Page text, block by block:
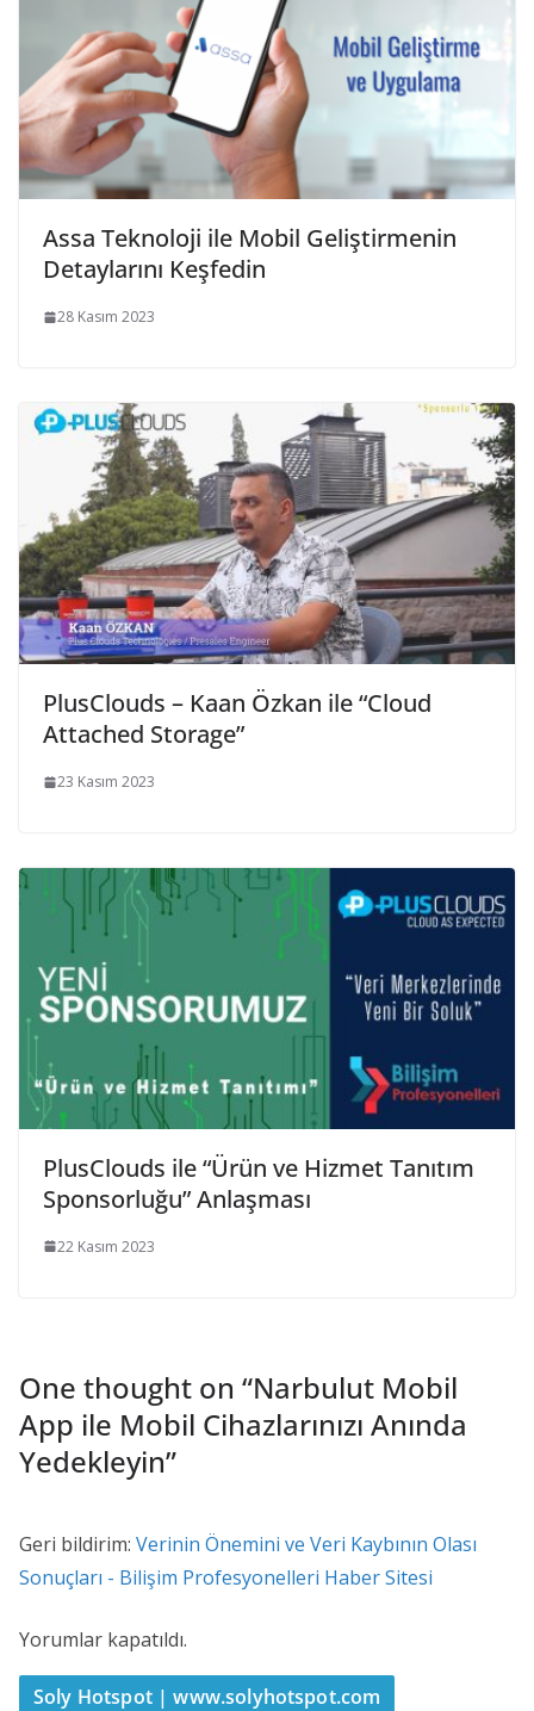
Assa Teknoloji ile Mobil Geliştirmenin
Detaylarını Keşfedin
28 Kasım 2023
PlusClouds – Kaan Özkan ile “Cloud
Attached Storage”
23 Kasım 2023
PlusClouds ile “Ürün ve Hizmet Tanıtım
Sponsorluğu” Anlaşması
22 Kasım 2023
One thought on “Narbulut Mobil
App ile Mobil Cihazlarınızı Anında
Yedekleyin”
Geri bildirim: Verinin Önemini ve Veri Kaybının Olası
Sonuçları - Bilişim Profesyonelleri Haber Sitesi
Yorumlar kapatıldı.
Soly Hotspot | www.solyhotspot.com